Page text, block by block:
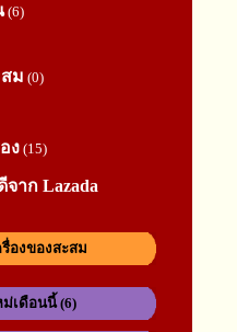
(6)
ม (0)
ง (15)
าก Lazada
รื่องของสะสม
ม่เดือนนี้ (6)